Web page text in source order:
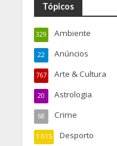
Tópicos
Ambiente
329
Anúncios
22
Arte & Cultura
767
Astrologia
20
Crime
68
Desporto
1.015